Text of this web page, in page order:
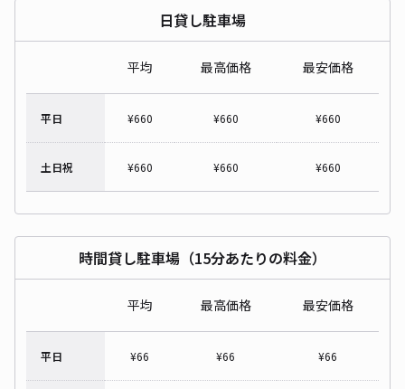
日貸し駐車場
平均 最高価格 最安価格
平日 ¥660 ¥660 ¥660
土日祝 ¥660 ¥660 ¥660
時間貸し駐車場（15分あたりの料金）
平均 最高価格 最安価格
平日 ¥66 ¥66 ¥66